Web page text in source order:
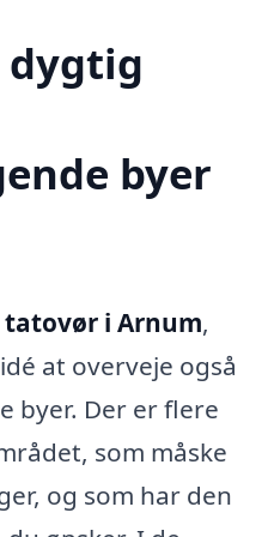
dygtig
byer
tatovør i Arnum,
at overveje også
byer. Der er flere
som måske
og som har den